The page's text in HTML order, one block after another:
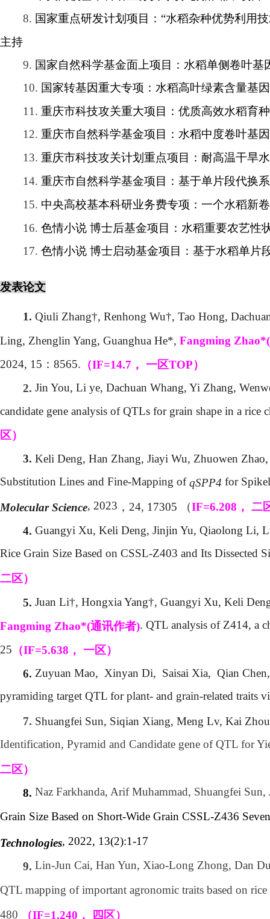
8. 国家重点研发计划项目： “水稻杂种优势利用
主持
9. 国家自然科学基金面上项目：水稻单侧卷叶基
10. 国家转基因重大专项：水稻高叶绿素含量基
11. 重庆市科技攻关重大项目：优质高效水稻育
12. 重庆市自然科学基金项目：水稻中度卷叶基因
13. 重庆市科技攻关计划重点项目：耐高温干旱
14. 重庆市自然科学基金项目：基于单片段代换
15. 中央高校基本科研业务费专项：一个水稻新
16. 色情小说 博士后基金项目：水稻重要农艺性
17. 色情小说 博士启动基金项目：基于水稻单片
发表论文
1. Qiuli Zhang†, Renhong Wu†, Tao Hong,
Ling, Zhenglin Yang, Guanghua He*, Fangming Zhao*(
2024, 15 ： 8565. （IF=14.7 ， 一区TOP）
2. Jin You, Li ye, Dachuan Whang, Yi Zhang,
candidate gene analysis of QTLs for grain shape in a
区）
3. Keli Deng, Han Zhang, Jiayi Wu, Zhuowen
Substitution Lines and Fine-Mapping ofqSPP4 for
Molecular Science, 2023 ， 24, 17305 （IF=6.208 ， 二
4. Guangyi Xu, Keli Deng, Jinjin Yu, Qiaolong Li,
Rice Grain Size Based on CSSL-Z403 and Its Dissected
二区）
5. Juan Li†, Hongxia Yang†, Guangyi Xu, Keli
Fangming Zhao*(通讯作者). QTL analysis of Z414, a
25 （IF=5.638 ， 一区）
6. Zuyuan Mao, Xinyan Di, Saisai Xia, Qian
pyramiding target QTL for plant- and grain-related traits
7. Shuangfei Sun, Siqian Xiang, Meng Lv, Kai
Identification, Pyramid and Candidate gene of QTL for
二区）
8. Naz Farkhanda, Arif Muhammad, Shuangfei
Grain Size Based on Short-Wide Grain CSSL-Z436
Technologies, 2022, 13(2):1-17
9. Lin-Jun Cai, Han Yun, Xiao-Long Zhong, Dan
QTL mapping of important agronomic traits based on
480
（IF=1.240 ， 四区）